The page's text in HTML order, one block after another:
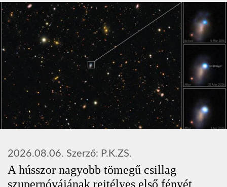
A hússzor nagyobb tömegű csillag
szupernóvájának rejtélyes első fényét
2026.08.06. Szerző: P.K.ZS.